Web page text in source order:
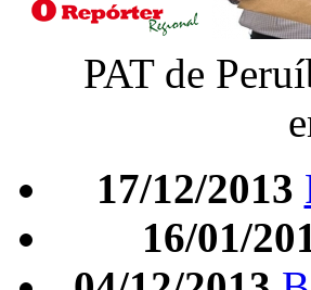
PAT de
17/12/2013
16/01/